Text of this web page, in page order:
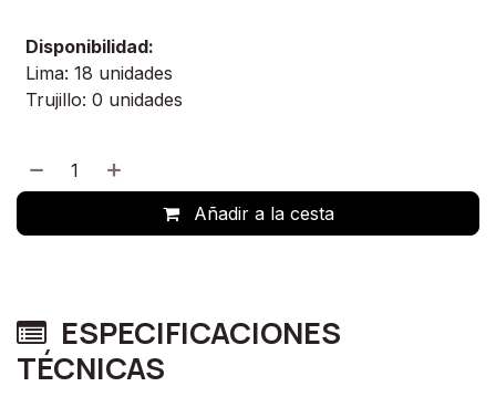
Disponibilidad:
Lima: 18 unidades
Trujillo: 0 unidades
Añadir a la cesta
ESPECIFICACIONES
TÉCNICAS